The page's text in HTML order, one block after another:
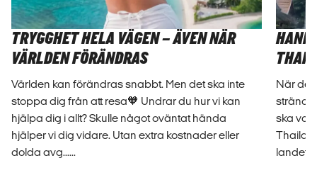
TRYGGHET HELA VÄGEN – ÄVEN NÄR
VÄRLDEN FÖRÄNDRAS
Världen kan förändras snabbt. Men det ska inte
stoppa dig från att resa🧡 Undrar du hur vi kan
hjälpa dig i allt? Skulle något oväntat hända
hjälper vi dig vidare. Utan extra kostnader eller
dolda avg......
När de
ska
landet.